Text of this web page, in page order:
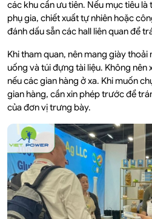
các khu cần ưu tiên. Nếu mục tiêu
phụ gia, chiết xuất tự nhiên hoặc
đánh dấu sẵn các hall liên quan để
Khi tham quan, nên mang giày
uống và túi đựng tài liệu. Không nên
nếu các gian hàng ở xa. Khi muốn
gian hàng, cần xin phép trước để
của đơn vị trưng bày.